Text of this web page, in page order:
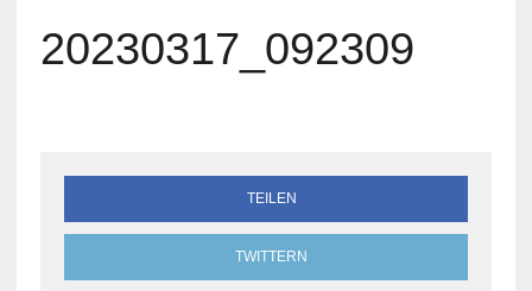
20230317_092309
TEILEN
TWITTERN